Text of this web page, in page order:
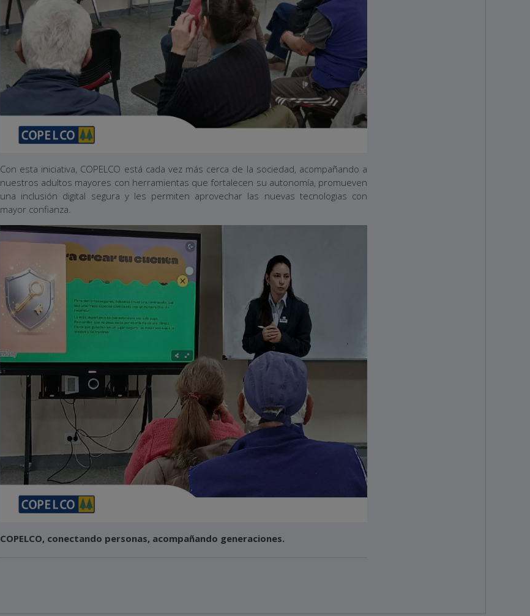
Con esta iniciativa, COPELCO está cada vez más cerca de la sociedad, acompañando a
nuestros adultos mayores con herramientas que fortalecen su autonomía, promueven
una inclusión digital segura y les permiten aprovechar las nuevas tecnologias con
mayor confianza.
COPELCO, conectando personas, acompañando generaciones.